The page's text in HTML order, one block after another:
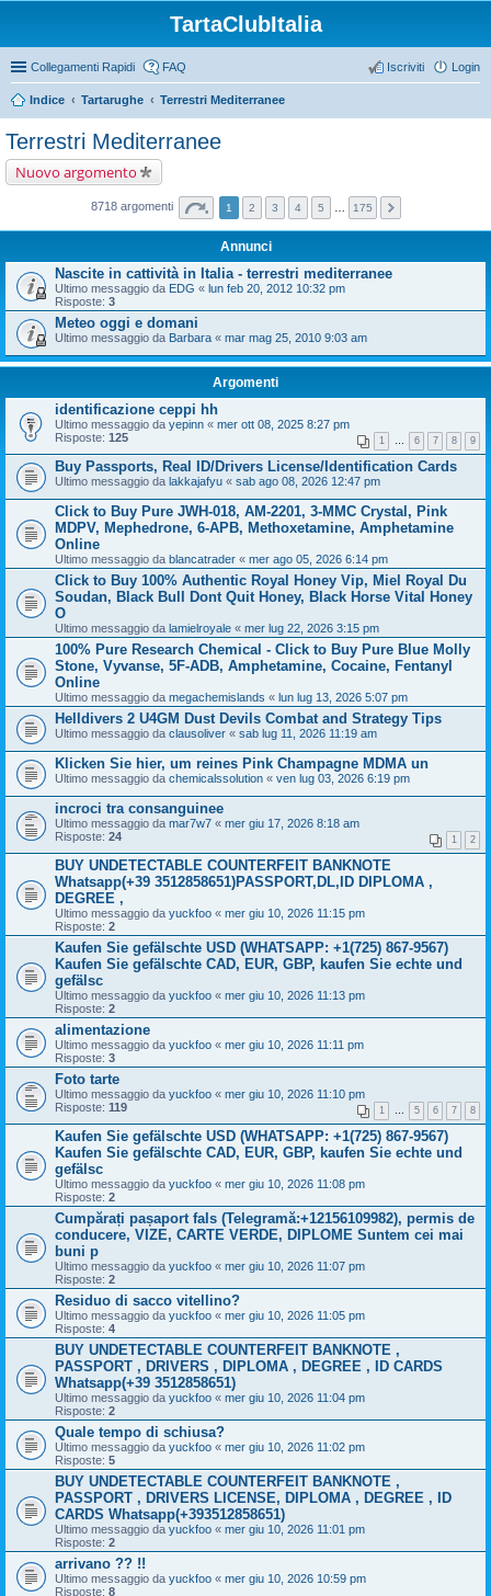
TartaClubItalia
Collegamenti Rapidi FAQ Login
Iscriviti
Indice Tartarughe Terrestri Mediterranee
Terrestri Mediterranee
Nuovo argomento
8718 argomenti 1 2 3 4 5 175
Annunci
Nascite in cattività in Italia - terrestri mediterranee
Ultimo messaggio da EDG « lun feb 20, 2012 10:32 pm
Risposte: 3
Meteo oggi e domani
Ultimo messaggio da Barbara « mar mag 25, 2010 9:03 am
Argomenti
identificazione ceppi hh
Ultimo messaggio da yepinn « mer ott 08, 2025 8:27 pm
Risposte: 125 1 … 6 7 8 9
Buy Passports, Real ID/Drivers License/Identification Cards
Ultimo messaggio da lakkajafyu « sab ago 08, 2026 12:47 pm
Click to Buy Pure JWH-018, AM-2201, 3-MMC Crystal, Pink
MDPV, Mephedrone, 6-APB, Methoxetamine, Amphetamine
Online
Ultimo messaggio da blancatrader « mer ago 05, 2026 6:14 pm
Click to Buy 100% Authentic Royal Honey Vip, Miel Royal Du
Soudan, Black Bull Dont Quit Honey, Black Horse Vital Honey
O
Ultimo messaggio da lamielroyale « mer lug 22, 2026 3:15 pm
100% Pure Research Chemical - Click to Buy Pure Blue Molly
Stone, Vyvanse, 5F-ADB, Amphetamine, Cocaine, Fentanyl
Online
Ultimo messaggio da megachemislands « lun lug 13, 2026 5:07 pm
Helldivers 2 U4GM Dust Devils Combat and Strategy Tips
Ultimo messaggio da clausoliver « sab lug 11, 2026 11:19 am
Klicken Sie hier, um reines Pink Champagne MDMA un
Ultimo messaggio da chemicalssolution « ven lug 03, 2026 6:19 pm
incroci tra consanguinee
Ultimo messaggio da mar7w7 « mer giu 17, 2026 8:18 am
Risposte: 24 1 2
BUY UNDETECTABLE COUNTERFEIT BANKNOTE
Whatsapp(+39 3512858651)PASSPORT,DL,ID DIPLOMA ,
DEGREE ,
Ultimo messaggio da yuckfoo « mer giu 10, 2026 11:15 pm
Risposte: 2
Kaufen Sie gefälschte USD (WHATSAPP: +1(725) 867-9567)
Kaufen Sie gefälschte CAD, EUR, GBP, kaufen Sie echte und
gefälsc
Ultimo messaggio da yuckfoo « mer giu 10, 2026 11:13 pm
Risposte: 2
alimentazione
Ultimo messaggio da yuckfoo « mer giu 10, 2026 11:11 pm
Risposte: 3
Foto tarte
Ultimo messaggio da yuckfoo « mer giu 10, 2026 11:10 pm
Risposte: 119 1 … 5 6 7 8
Kaufen Sie gefälschte USD (WHATSAPP: +1(725) 867-9567)
Kaufen Sie gefälschte CAD, EUR, GBP, kaufen Sie echte und
gefälsc
Ultimo messaggio da yuckfoo « mer giu 10, 2026 11:08 pm
Risposte: 2
Cumpărați pașaport fals (Telegramă:+12156109982), permis de
conducere, VIZE, CARTE VERDE, DIPLOME Suntem cei mai
buni p
Ultimo messaggio da yuckfoo « mer giu 10, 2026 11:07 pm
Risposte: 2
Residuo di sacco vitellino?
Ultimo messaggio da yuckfoo « mer giu 10, 2026 11:05 pm
Risposte: 4
BUY UNDETECTABLE COUNTERFEIT BANKNOTE ,
PASSPORT , DRIVERS , DIPLOMA , DEGREE , ID CARDS
Whatsapp(+39 3512858651)
Ultimo messaggio da yuckfoo « mer giu 10, 2026 11:04 pm
Risposte: 2
Quale tempo di schiusa?
Ultimo messaggio da yuckfoo « mer giu 10, 2026 11:02 pm
Risposte: 5
BUY UNDETECTABLE COUNTERFEIT BANKNOTE ,
PASSPORT , DRIVERS LICENSE, DIPLOMA , DEGREE , ID
CARDS Whatsapp(+393512858651)
Ultimo messaggio da yuckfoo « mer giu 10, 2026 11:01 pm
Risposte: 2
arrivano ?? !!
Ultimo messaggio da yuckfoo « mer giu 10, 2026 10:59 pm
Risposte: 8